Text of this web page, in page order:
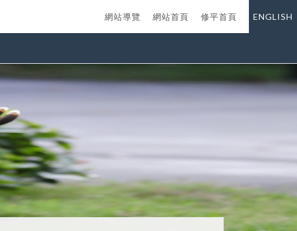
網站導覽 網站首頁 修平首頁 ENGLISH